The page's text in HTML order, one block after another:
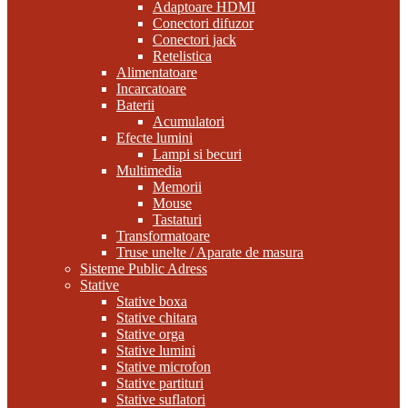
Adaptoare HDMI
Conectori difuzor
Conectori jack
Retelistica
Alimentatoare
Incarcatoare
Baterii
Acumulatori
Efecte lumini
Lampi si becuri
Multimedia
Memorii
Mouse
Tastaturi
Transformatoare
Truse unelte / Aparate de masura
Sisteme Public Adress
Stative
Stative boxa
Stative chitara
Stative orga
Stative lumini
Stative microfon
Stative partituri
Stative suflatori